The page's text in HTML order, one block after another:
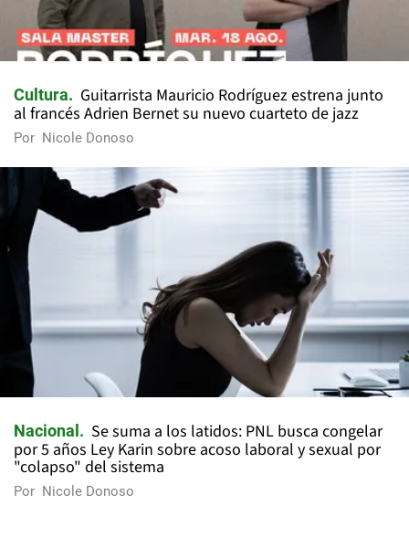
Cultura
Guitarrista Mauricio Rodríguez estrena junto
al francés Adrien Bernet su nuevo cuarteto de jazz
Por Nicole Donoso
Nacional
Se suma a los latidos: PNL busca congelar
por 5 años Ley Karin sobre acoso laboral y sexual por
"colapso" del sistema
Por Nicole Donoso